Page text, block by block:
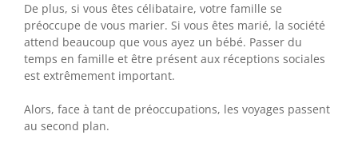
De plus, si vous êtes célibataire, votre famille se
préoccupe de vous marier. Si vous êtes marié, la société
attend beaucoup que vous ayez un bébé. Passer du
temps en famille et être présent aux réceptions sociales
est extrêmement important.
Alors, face à tant de préoccupations, les voyages passent
au second plan.